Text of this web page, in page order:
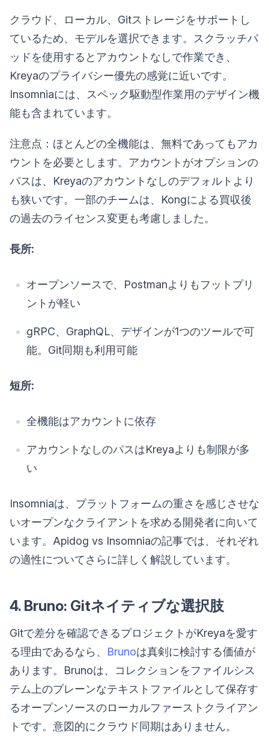
クラウド、ローカル、Gitストレージをサポートし
ているため、モデルを選択できます。スクラッチパ
ッドを使用するとアカウントなしで作業でき、
Kreyaのプライバシー優先の感覚に近いです。
Insomniaには、スペック駆動型作業用のデザイン機
能も含まれています。
注意点：ほとんどの全機能は、無料であってもアカ
ウントを必要とします。アカウントがオプションの
パスは、Kreyaのアカウントなしのデフォルトより
も狭いです。一部のチームは、Kongによる買収後
の過去のライセンス変更も考慮しました。
長所:
オープンソースで、Postmanよりもフットプリ
ントが軽い
gRPC、GraphQL、デザインが1つのツールで可
能。Git同期も利用可能
短所:
全機能はアカウントに依存
アカウントなしのパスはKreyaよりも制限が多
い
Insomniaは、プラットフォームの重さを感じさせな
いオープンなクライアントを求める開発者に向いて
います。Apidog vs Insomniaの記事では、それぞれ
の適性についてさらに詳しく解説しています。
4. Bruno: Gitネイティブな選択肢
Gitで差分を確認できるプロジェクトがKreyaを愛す
る理由であるなら、 Brunoは真剣に検討する価値が
あります。Brunoは、コレクションをファイルシス
テム上のプレーンなテキストファイルとして保存す
るオープンソースのローカルファーストクライアン
トです。意図的にクラウド同期はありません。